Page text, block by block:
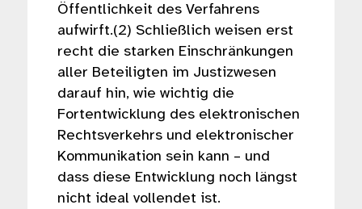
Öffentlichkeit des Verfahrens
aufwirft.(2) Schließlich weisen erst
recht die starken Einschränkungen
aller Beteiligten im Justizwesen
darauf hin, wie wichtig die
Fortentwicklung des elektronischen
Rechtsverkehrs und elektronischer
Kommunikation sein kann – und
dass diese Entwicklung noch längst
nicht ideal vollendet ist.